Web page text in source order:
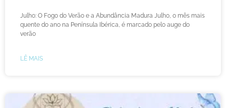
Julho: O Fogo do Verão e a Abundância Madura Julho, o mês mais
quente do ano na Península Ibérica, é marcado pelo auge do
verão
LÊ MAIS